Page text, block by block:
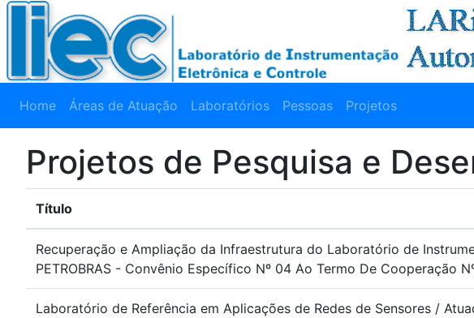
Home Áreas de Atuação Laboratórios Pessoas Projetos
Projetos de Pesquisa e
Título
Recuperação e Ampliação da Infraestrutura do Laboratório de
PETROBRAS - Convênio Específico Nº 04 Ao Termo De Cooperação
Laboratório de Referência em Aplicações de Redes de Sensores /